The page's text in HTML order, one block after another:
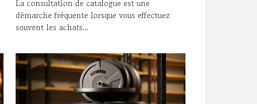
?
La consultation de catalogue est une
démarche fréquente lorsque vous effectuez
souvent les achats...